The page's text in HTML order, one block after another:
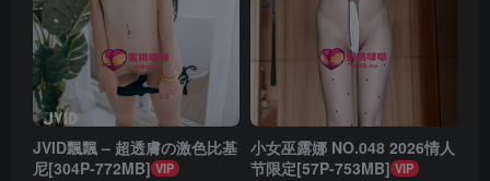
JVID飄飄 – 超透膚の激色比基
尼[304P-772MB] VIP
小女巫露娜 NO.048 2026情人
节限定[57P-753MB] VIP